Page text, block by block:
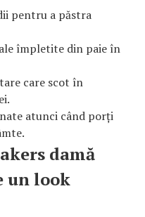
pentru a păstra
împletite din paie în
care scot în
atunci când porți
damă
un look